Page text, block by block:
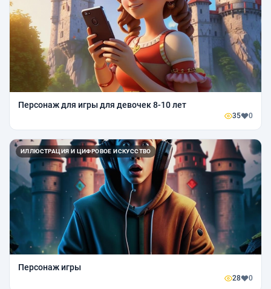
Персонаж для игры для девочек 8-10 лет
35 0
ИЛЛЮСТРАЦИЯ И ЦИФРОВОЕ ИСКУССТВО
Персонаж игры
28 0